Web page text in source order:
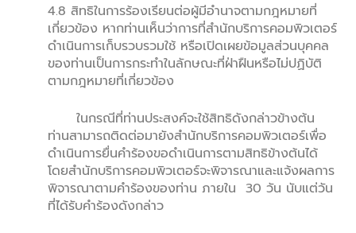
4.8 สิทธิในการร้องเรียนต่อผู้มีอำนาจตามกฎหมายที่
เกี่ยวข้อง หากท่านเห็นว่าการที่สำนักบริการคอมพิวเตอร์
ดำเนินการเก็บรวบรวมใช้ หรือเปิดเผยข้อมูลส่วนบุคคล
ของท่านเป็นการกระทำในลักษณะที่ฝ่าฝืนหรือไม่ปฏิบัติ
ตามกฎหมายที่เกี่ยวข้อง
ในกรณีที่ท่านประสงค์จะใช้สิทธิดังกล่าวข้างต้น
ท่านสามารถติดต่อมายังสำนักบริการคอมพิวเตอร์เพื่อ
ดำเนินการยื่นคำร้องขอดำเนินการตามสิทธิข้างต้นได้
โดยสำนักบริการคอมพิวเตอร์จะพิจารณาและแจ้งผลการ
พิจารณาตามคำร้องของท่าน ภายใน 30 วัน นับแต่วัน
ที่ได้รับคำร้องดังกล่าว